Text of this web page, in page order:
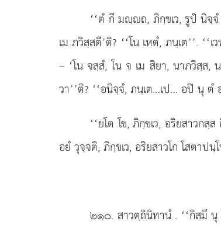
‘‘ตํ กึ มฺถ, ภิกฺขเว, รูปํ นิจฺ
เม ภวิสฺสตี’ติ? ‘‘โน เหตํ, ภนฺเต’’.
– ‘โน จสฺสํ, โน จ เม สิยา, นาภวิสฺส
วา’’ติ? ‘‘อนิจฺจํ, ภนฺเต…เป… อปิ นุ ตํ
‘‘ยโต โข, ภิกฺขเว, อริยสาว
อยํ วุจฺจติ, ภิกฺขเว, อริยสาวโก โสตาป
๒๑๐. สาวตฺถินิทานํ . ‘‘กิสฺมึ